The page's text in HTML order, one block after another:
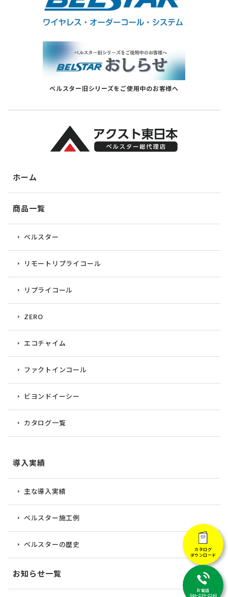
カタログ
ダウンロード
お電話
046-239-2260
ベルスター旧シリーズをご使用中のお客様へ
ホーム
商品一覧
ベルスター
リモートリプライコール
リプライコール
ZERO
エコチャイム
ファクトインコール
ビヨンドイーシー
カタログ一覧
導入実績
主な導入実績
ベルスター施工例
ベルスターの歴史
お知らせ一覧